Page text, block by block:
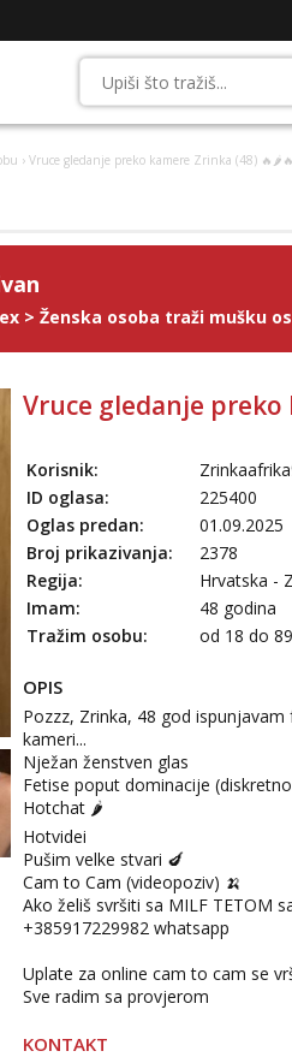
› Vruce gledanje preko kamere Zrinka (48) 🔥🌶️🔥
> Ženska osoba traži mušku
Vruce gledanje preko
Korisnik:
ID oglasa:
225400
Oglas predan:
01.09.2025
Broj prikazivanja:
2378
Regija:
Hrvatska -
Imam:
48 godina
Tražim osobu:
od 18 do
OPIS
Pozzz, Zrinka, 48 god
kameri...
Nježan ženstven glas
Fetise poput dominacije
Hotchat 🌶️
Hotvidei
Pušim velke stvari 🍆
Cam to Cam (videopoziv) 🍌
Ako želiš svršiti sa MILF TETOM
+385917229982 whatsapp
Uplate za online cam to cam se
Sve radim sa provjerom
KONTAKT